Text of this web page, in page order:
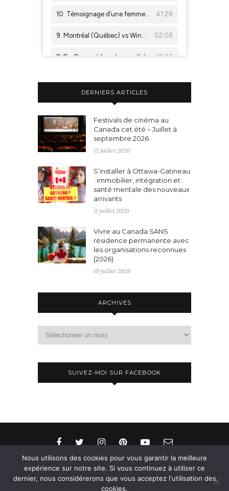
DERNIERS ARTICLES
Festivals de cinéma au
Canada cet été – Juillet à
septembre 2026
12 juillet 2026
S’installer à Ottawa-Gatineau
: immobilier, intégration et
santé mentale des nouveaux
arrivants
11 juillet 2026
Vivre au Canada SANS
résidence permanente avec
les organisations reconnues
(2026)
10 juillet 2026
ARCHIVES
SUIVEZ-MOI SUR FACEBOOK
© 2015-2026 - Aylee. All Rights Reserved. Designed
Nous utilisons des cookies pour vous garantir la meilleure
expérience sur notre site. Si vous continuez à utiliser ce
dernier, nous considérerons que vous acceptez l'utilisation des
cookies.